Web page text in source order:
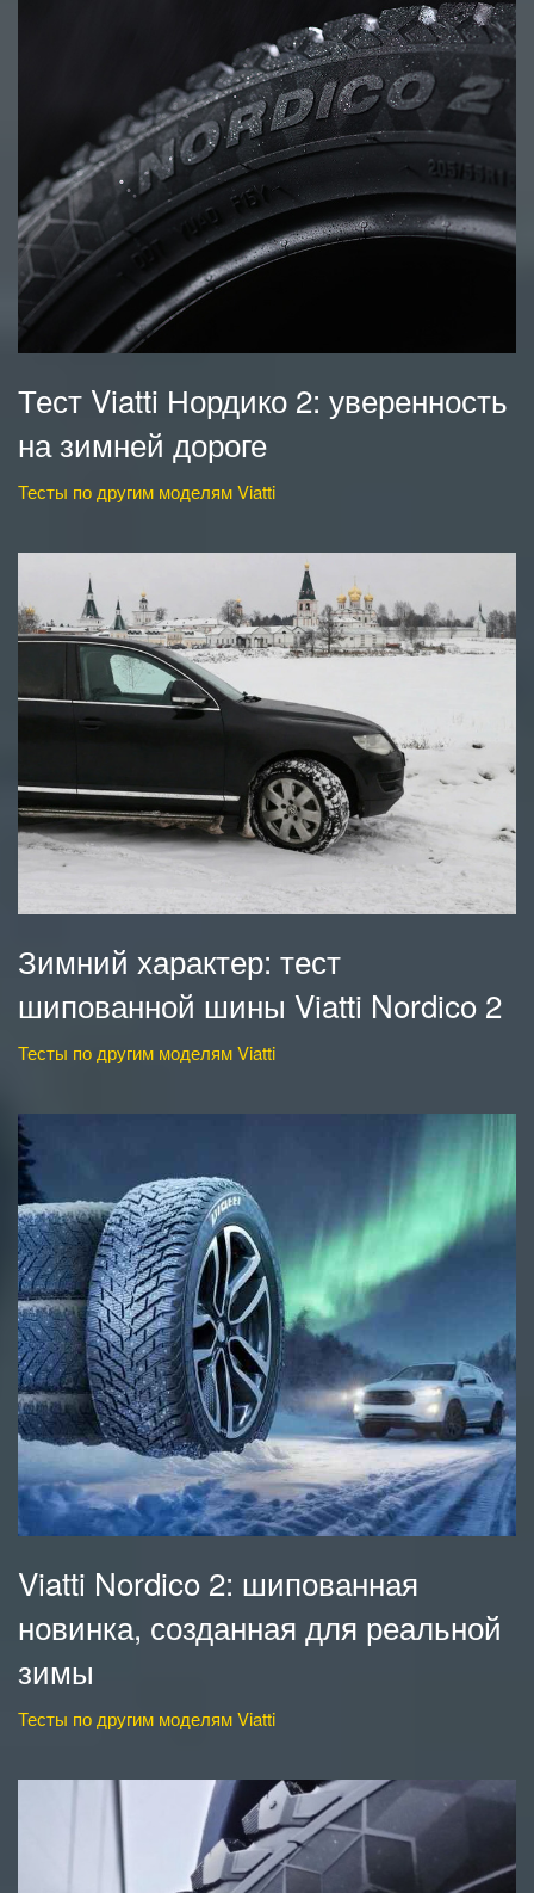
Тест Viatti Нордико 2: уверенность
на зимней дороге
Тесты по другим моделям Viatti
Зимний характер: тест
шипованной шины Viatti Nordico 2
Тесты по другим моделям Viatti
Viatti Nordico 2: шипованная
новинка, созданная для реальной
зимы
Тесты по другим моделям Viatti